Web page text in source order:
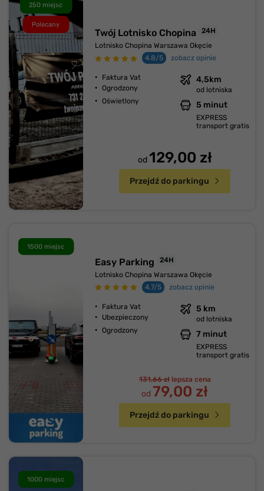
250 miejsc
Polecany
Twój Lotnisko Chopina
24H
Lotnisko Chopina Warszawa Okęcie
4.8/5
zobacz opinie
Faktura Vat
Ogrodzony
Oświetlony
4,5km
od lotniska
5 minut
EXPRESS
transport gratis
od129,00 zł
Przejdź do parkingu
1500 miejsc
Easy Parking
24H
Lotnisko Chopina Warszawa Okęcie
4.7/5
zobacz opinie
Faktura Vat
Ubezpieczony
Ogrodzony
5 km
od lotniska
7 minut
EXPRESS
transport gratis
131,66 zł lepsza cena
od 79,00 zł
Przejdź do parkingu
1000 miejsc